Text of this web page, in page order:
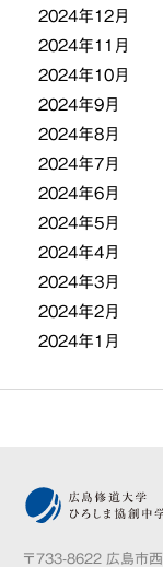
2024年12月
2024年11月
2024年10月
2024年9月
2024年8月
2024年7月
2024年6月
2024年5月
2024年4月
2024年3月
2024年2月
2024年1月
〒733-8622 広島市